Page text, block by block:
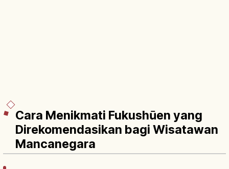
Cara Menikmati Fukushūen yang
Direkomendasikan bagi Wisatawan
Mancanegara